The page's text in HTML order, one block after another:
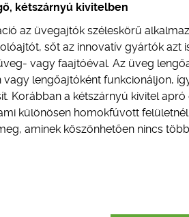
kétszárnyú kivitelben
az üvegajtók széleskörű
sőt az innovatív gyártók azt
vagy faajtóéval. Az üveg
lengőajtóként funkcionáljon,
Korábban a kétszárnyú kivitel
különösen homokfúvott
aminek köszönhetően nincs